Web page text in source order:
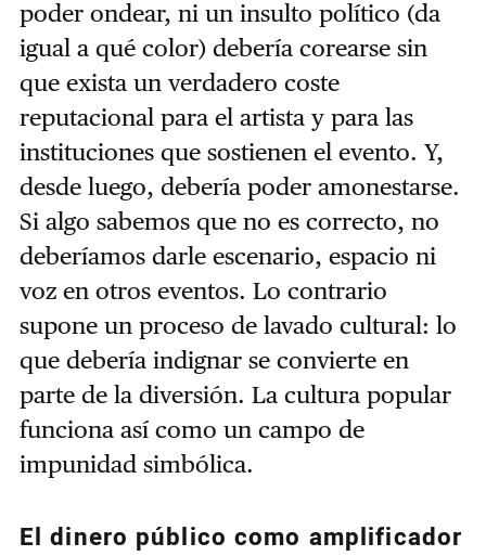
poder ondear, ni un insulto político (da
igual a qué color) debería corearse sin
que exista un verdadero coste
reputacional para el artista y para las
instituciones que sostienen el evento. Y,
desde luego, debería poder amonestarse.
Si algo sabemos que no es correcto, no
deberíamos darle escenario, espacio ni
voz en otros eventos. Lo contrario
supone un proceso de lavado cultural: lo
que debería indignar se convierte en
parte de la diversión. La cultura popular
funciona así como un campo de
impunidad simbólica.
El dinero público como amplificador